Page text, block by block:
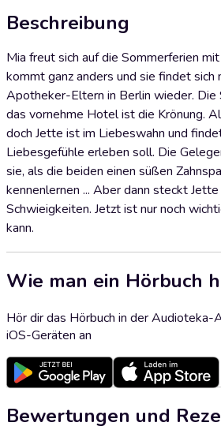
Beschreibung
Mia freut sich auf die Sommerferien
kommt ganz anders und sie findet sich
Apotheker-Eltern in Berlin wieder. Die
das vornehme Hotel ist die Krönung.
doch Jette ist im Liebeswahn und
Liebesgefühle erleben soll. Die
sie, als die beiden einen süßen
kennenlernen ... Aber dann steckt
Schwieigkeiten. Jetzt ist nur noch
kann.
Wie man ein Hörbuch
Hör dir das Hörbuch in der Audioteka-
iOS-Geräten an
Bewertungen und